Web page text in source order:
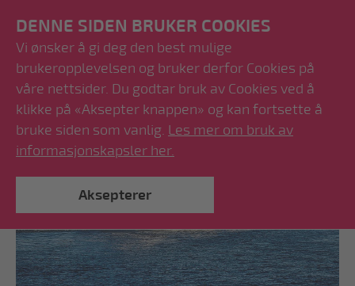
DENNE SIDEN BRUKER COOKIES
Vi ønsker å gi deg den best mulige
brukeropplevelsen og bruker derfor Cookies på
våre nettsider. Du godtar bruk av Cookies ved å
klikke på «Aksepter knappen» og kan fortsette å
bruke siden som vanlig. Les mer om bruk av
informasjonskapsler her.
Aksepterer